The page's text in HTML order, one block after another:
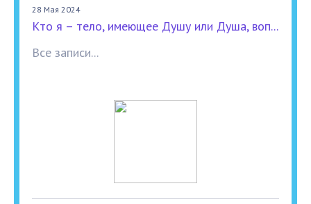
28 Мая 2024
Кто я – тело, имеющее Душу или Душа, воп...
Все записи...